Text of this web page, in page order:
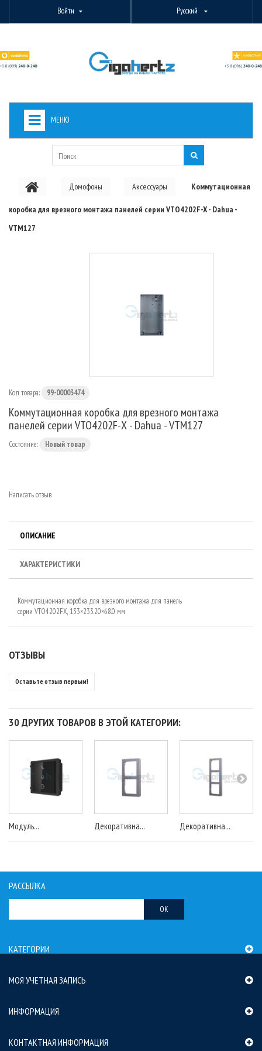
Войти Русский
МЕНЮ
PON ОБОРУДОВАНИЕ
Домофоны Аксессуары Коммутационная
коробка для врезного монтажа панелей серии VTO4202F-X - Dahua -
VTM127
Код товара: 99-00003474
Коммутационная коробка для врезного монтажа
панелей серии VTO4202F-X - Dahua - VTM127
Состояние: Новый товар
Написать отзыв
ОПИСАНИЕ
ХАРАКТЕРИСТИКИ
Коммутационная коробка для врезного монтажа для панель
серии VTO4202FX, 133×233.20×68.0 мм
ОТЗЫВЫ
Оставьте отзыв первым!
30 ДРУГИХ ТОВАРОВ В ЭТОЙ КАТЕГОРИИ:
Модуль... Декоративна... Декоративна...
РАССЫЛКА
OK
КАТЕГОРИИ
МОЯ УЧЕТНАЯ ЗАПИСЬ
ИНФОРМАЦИЯ
КОНТАКТНАЯ ИНФОРМАЦИЯ